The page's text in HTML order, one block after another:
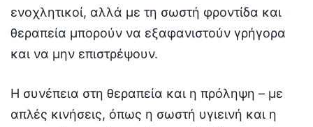
ενοχλητικοί, αλλά με τη σωστή φροντίδα και
θεραπεία μπορούν να εξαφανιστούν γρήγορα
και να μην επιστρέψουν.
Η συνέπεια στη θεραπεία και η πρόληψη – με
απλές κινήσεις, όπως η σωστή υγιεινή και η